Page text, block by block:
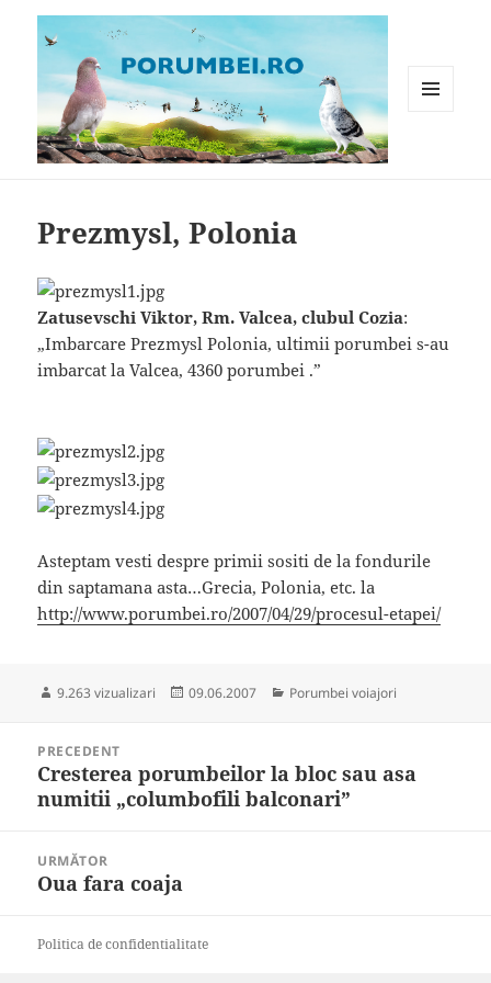
Prezmysl, Polonia
Zatusevschi Viktor, Rm. Valcea, clubul Cozia:
„Imbarcare Prezmysl Polonia, ultimii porumbei s-au
imbarcat la Valcea, 4360 porumbei .”
Asteptam vesti despre primii sositi de la fondurile
din saptamana asta…Grecia, Polonia, etc. la
http://www.porumbei.ro/2007/04/29/procesul-etapei/
9.263 vizualizari
Publicat
09.06.2007 Categorii
Porumbei voiajori
articole
PRECEDENT
Articolul
anterior:
Cresterea porumbeilor la bloc sau asa
numitii „columbofili balconari”
URMĂTOR
Articolul
Oua fara coaja
Politica de confidentialitate